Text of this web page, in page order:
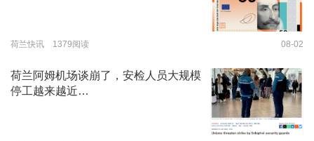
荷兰快讯 1379阅读 08-02
荷兰阿姆机场谈崩了，安检人员大规模
停工越来越近…